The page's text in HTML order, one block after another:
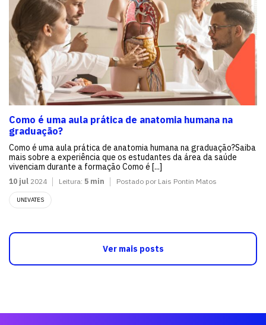
Como é uma aula prática de anatomia humana na
graduação?
Como é uma aula prática de anatomia humana na graduação?Saiba
mais sobre a experiência que os estudantes da área da saúde
vivenciam durante a formação Como é [...]
10 jul 2024 Leitura: 5 min Postado por Lais Pontin Matos
UNIVATES
Ver mais posts